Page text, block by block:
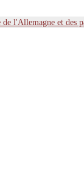
l'Allemagne et des